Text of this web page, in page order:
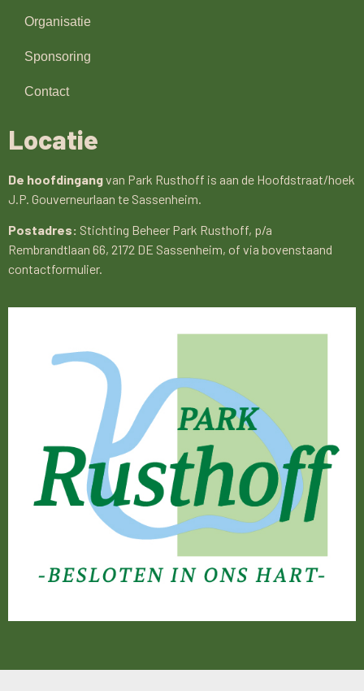
Organisatie
Sponsoring
Contact
Locatie
De hoofdingangvan Park Rusthoff is aan de Hoofdstraat/hoek
J.P. Gouverneurlaan te Sassenheim.
Postadres: Stichting Beheer Park Rusthoff, p/a
Rembrandtlaan 66, 2172 DE Sassenheim, of via bovenstaand
contactformulier.